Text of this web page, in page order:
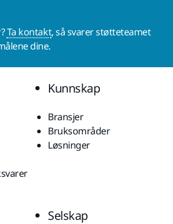
Ta kontakt, så svarer støtteteamet
dine.
Kunnskap
Bransjer
Bruksområder
Løsninger
Selskap